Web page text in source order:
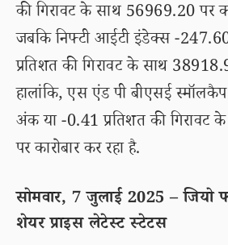
की गिरावट के साथ 56969.20 पर
जबकि निफ्टी आईटी इंडेक्स -
प्रतिशत की गिरावट के साथ
हालांकि, एस एंड पी बीएसई
अंक या -0.41 प्रतिशत की गिरावट
पर कारोबार कर रहा है.
सोमवार, 7 जुलाई 2025 – जियो
शेयर प्राइस लेटेस्ट स्टेटस